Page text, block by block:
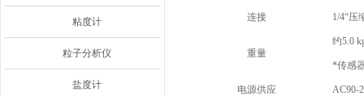
粘度计
粒子分析仪
盐度计
连接 1/4“压
重量
约5.0
*传感
电源供应 AC90-